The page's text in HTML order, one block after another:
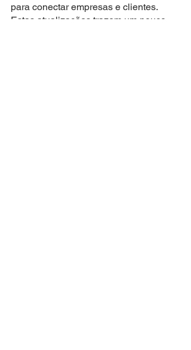
para conectar empresas e clientes.
Estas atualizações trazem um pouco